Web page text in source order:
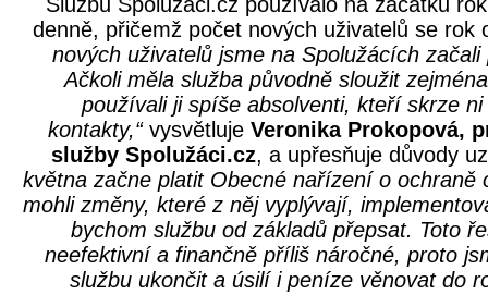
denně, přičemž počet nových uživatelů se rok
nových uživatelů jsme na Spolužácích
Ačkoli měla služba původně sloužit
používali ji spíše absolventi, kteří skrze
kontakty,“ vysvětluje Veronika Prokopová,
služby Spolužáci.cz, a upřesňuje důvody
května začne platit Obecné nařízení o ochraně
mohli změny, které z něj vyplývají,
bychom službu od základů přepsat. Toto
neefektivní a finančně příliš náročné, proto
službu ukončit a úsilí i peníze věnovat do